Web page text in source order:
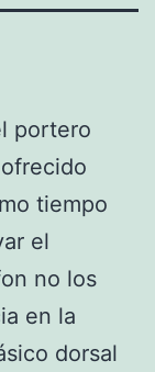
portero
tiempo
el
no los
en la
dorsal